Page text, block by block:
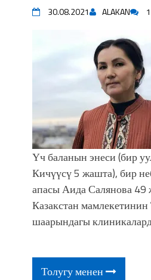
30.08.2021 ALAKAN 1
Үч баланын энеси (бир
Кичүүсү 5 жашта), бир
апасы Аида Салянова
Казакстан мамлекетинин
шаарындагы
Толугу менен